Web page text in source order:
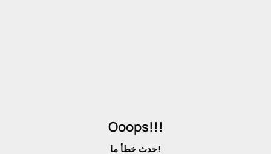
Ooops!!!
حدث خطأ ما!